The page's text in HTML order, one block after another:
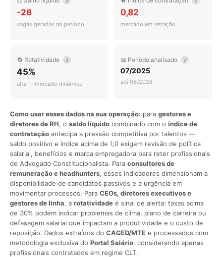
-28
vagas geradas no período
0,82
mercado em retração
🔁 Rotatividade i
45%
alta — mercado dinâmico
📅 Período analisado i
07/2025
até 06/2026
Como usar esses dados na sua operação: para gestores e
diretores de RH, o saldo líquido combinado com o índice de
contratação antecipa a pressão competitiva por talentos —
saldo positivo e índice acima de 1,0 exigem revisão de política
salarial, benefícios e marca empregadora para reter profissionais
de Advogado Constitucionalista. Para consultores de
remuneração e headhunters, esses indicadores dimensionam a
disponibilidade de candidatos passivos e a urgência em
movimentar processos. Para CEOs, diretores executivos e
gestores de linha, a rotatividade é sinal de alerta: taxas acima
de 30% podem indicar problemas de clima, plano de carreira ou
defasagem salarial que impactam a produtividade e o custo de
reposição. Dados extraídos do CAGED/MTE e processados com
metodologia exclusiva do Portal Salário, considerando apenas
profissionais contratados em regime CLT.